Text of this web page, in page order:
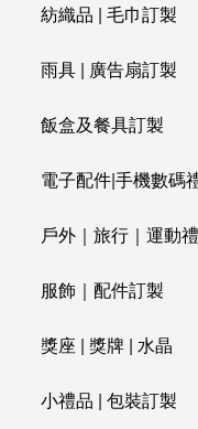
紡織品 | 毛巾訂製
雨具 | 廣告扇訂製
飯盒及餐具訂製
電子配件|手機數碼
戶外｜旅行｜運動
服飾｜配件訂製
獎座 | 獎牌 | 水晶
小禮品 | 包裝訂製